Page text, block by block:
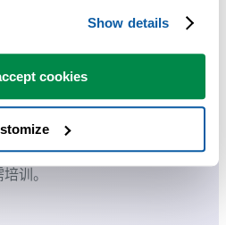
Show details
cookies
间，简单高效。
训。